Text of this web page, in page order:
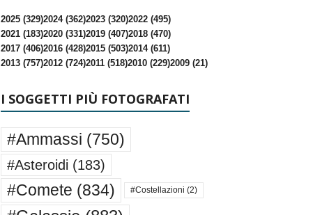
2025 (329)2024 (362)2023 (320)2022 (495)
2021 (183)2020 (331)2019 (407)2018 (470)
2017 (406)2016 (428)2015 (503)2014 (611)
2013 (757)2012 (724)2011 (518)2010 (229)2009 (21)
I SOGGETTI PIÙ FOTOGRAFATI
#Ammassi (750)
#Asteroidi (183)
#Comete (834) #Costellazioni (2)